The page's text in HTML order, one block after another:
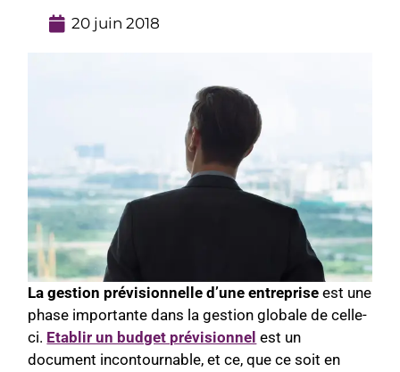
20 juin 2018
La gestion prévisionnelle d’une entreprise est une
phase importante dans la gestion globale de celle-
ci. Etablir un budget prévisionnel est un
document incontournable, et ce, que ce soit en